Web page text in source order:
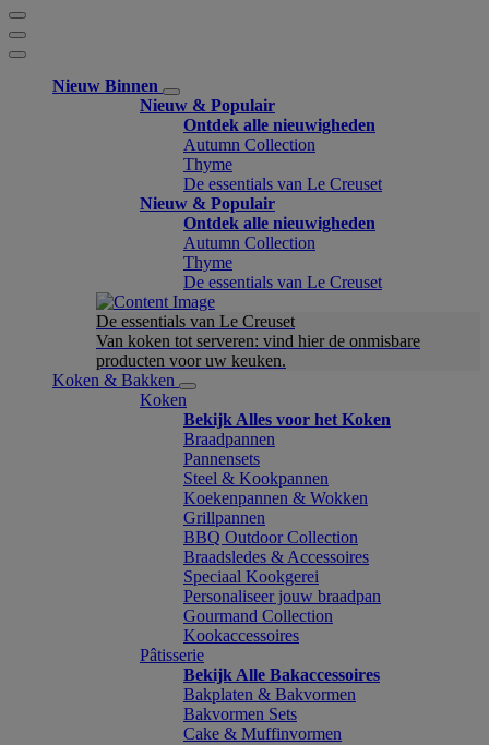
Nieuw Binnen
Nieuw & Populair
Ontdek alle nieuwigheden
Autumn Collection
Thyme
De essentials van Le Creuset
Nieuw & Populair
Ontdek alle nieuwigheden
Autumn Collection
Thyme
De essentials van Le Creuset
De essentials van Le Creuset
Van koken tot serveren: vind hier de onmisbare
producten voor uw keuken.
Koken & Bakken
Koken
Bekijk Alles voor het Koken
Braadpannen
Pannensets
Steel & Kookpannen
Koekenpannen & Wokken
Grillpannen
BBQ Outdoor Collection
Braadsledes & Accessoires
Speciaal Kookgerei
Personaliseer jouw braadpan
Gourmand Collection
Kookaccessoires
Pâtisserie
Bekijk Alle Bakaccessoires
Bakplaten & Bakvormen
Bakvormen Sets
Cake & Muffinvormen